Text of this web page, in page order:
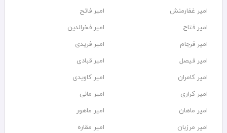
امیر غفارمنش
امیر فاتح
امیر فتاح
امیر فخرالدین
امیر فرجام
امیر فریدی
امیر فیصل
امیر قبادی
امیر کامران
امیر کاویدی
امیر کراری
امیر مانی
امیر ماهان
امیر ماهور
امیر مرزبان
امیر مقاره